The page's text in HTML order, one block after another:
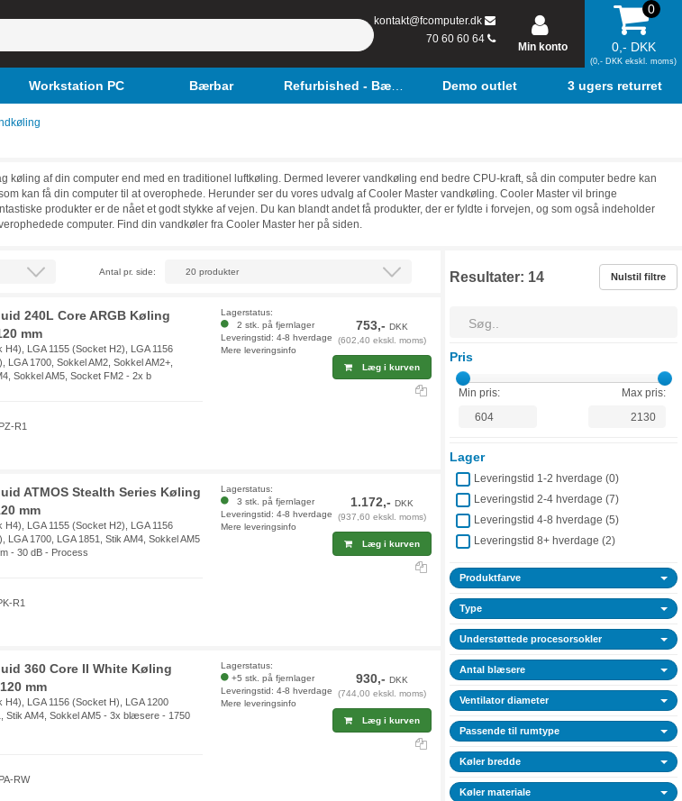
kontakt@fcomputer.dk
70 60 60 64
Min konto
0
0,- DKK
(0,- DKK ekskl. moms)
Workstation PC Bærbar Refurbished - Bærbar Demo outlet 3 ugers returret
køling af din computer end med en traditionel luftkøling. Dermed leverer vandkøling end bedre CPU-kraft, så din computer bedre kan
kan få din computer til at overophede. Herunder ser du vores udvalg af Cooler Master vandkøling. Cooler Master vil bringe
produkter er de nået et godt stykke af vejen. Du kan blandt andet få produkter, der er fyldte i forvejen, og som også indeholder
computer. Find din vandkøler fra Cooler Master her på siden.
Resultater: 14 Nulstil filtre
Pris
Min pris: Max pris:
Lager
Leveringstid 1-2 hverdage (0)
Leveringstid 2-4 hverdage (7)
Leveringstid 4-8 hverdage (5)
Leveringstid 8+ hverdage (2)
Produktfarve
Type
Understøttede procesorsokler
Antal blæsere
Ventilator diameter
Passende til rumtype
Køler bredde
Køler materiale
Antal pr. side:
240L Core ARGB Køling
mm
H4), LGA 1155 (Socket H2), LGA 1156
1700, Sokkel AM2, Sokkel AM2+,
Sokkel AM5, Socket FM2 - 2x b
R1
Lagerstatus:
2 stk. på fjernlager
Leveringstid: 4-8 hverdage
Mere leveringsinfo
753,-DKK
(602,40 ekskl. moms)
Læg i kurven
ATMOS Stealth Series Køling
mm
H4), LGA 1155 (Socket H2), LGA 1156
LGA 1700, LGA 1851, Stik AM4, Sokkel AM5
- 30 dB - Process
R1
Lagerstatus:
3 stk. på fjernlager
Leveringstid: 4-8 hverdage
Mere leveringsinfo
1.172,-DKK
(937,60 ekskl. moms)
Læg i kurven
360 Core II White Køling
mm
H4), LGA 1156 (Socket H), LGA 1200
Stik AM4, Sokkel AM5 - 3x blæsere - 1750
RW
Lagerstatus:
+5 stk. på fjernlager
Leveringstid: 4-8 hverdage
Mere leveringsinfo
930,-DKK
(744,00 ekskl. moms)
Læg i kurven